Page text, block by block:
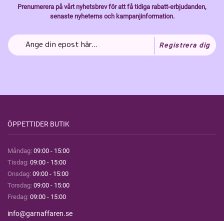
Prenumerera på vårt nyhetsbrev för att få tidiga rabatt-erbjudanden,
senaste nyheterns och kampanjinformation.
Registrera dig
ÖPPETTIDER BUTIK
Måndag: 09:00 - 15:00
Tisdag: 09:00 - 15:00
Onsdag: 09:00 - 15:00
Torsdag: 09:00 - 15:00
Fredag: 09:00 - 15:00
info@garnaffaren.se